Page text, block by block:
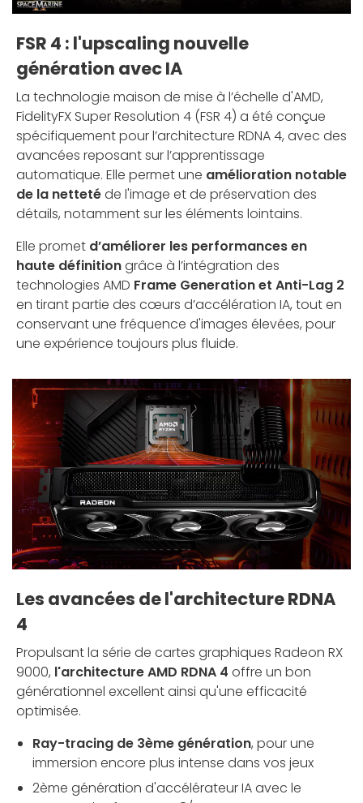
FSR 4 : l'upscaling nouvelle
génération avec IA
La technologie maison de mise à l’échelle d'AMD,
FidelityFX Super Resolution 4 (FSR 4) a été conçue
spécifiquement pour l’architecture RDNA 4, avec des
avancées reposant sur l’apprentissage
automatique. Elle permet une amélioration notable
de la nettetéde l'image et de préservation des
détails, notamment sur les éléments lointains.
Elle promet d’améliorer les performances en
haute définitiongrâce à l’intégration des
technologies AMD Frame Generation et Anti-Lag 2
en tirant partie des cœurs d’accélération IA, tout en
conservant une fréquence d'images élevées, pour
une expérience toujours plus fluide.
Les avancées de l'architecture RDNA
4
Propulsant la série de cartes graphiques Radeon RX
9000, l'architecture AMD RDNA 4 offre un bon
générationnel excellent ainsi qu'une efficacité
optimisée.
Ray-tracing de 3ème génération, pour une
immersion encore plus intense dans vos jeux
2ème génération d'accélérateur IA avec le